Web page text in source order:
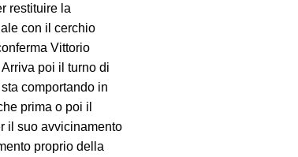
restituire la
con il cerchio
Vittorio
poi il turno di
comportando in
prima o poi il
il suo avvicinamento
proprio della